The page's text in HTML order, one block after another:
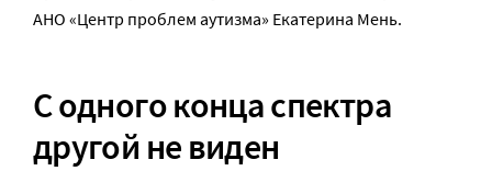
АНО «Центр проблем аутизма» Екатерина Мень.
С одного конца спектра
другой не виден